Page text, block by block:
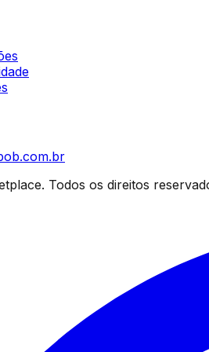
Todos os direitos